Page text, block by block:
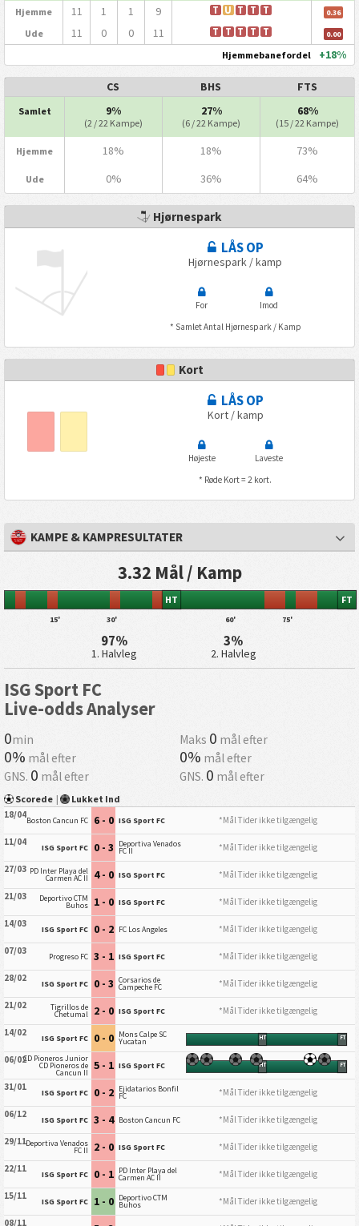
Hjemme 11 1 1 9 T U T T T 0.36
Ude 11 0 0 11 T T T T T 0.00
Hjemmebanefordel +18%
CS BHS FTS
Samlet 9%
(2 / 22 Kampe)
27%
(6 / 22 Kampe)
68%
(15 / 22 Kampe)
Hjemme 18% 18% 73%
Ude 0% 36% 64%
Hjørnespark
LÅS OP
Hjørnespark / kamp
For
Imod
* Samlet Antal Hjørnespark / Kamp
Kort
LÅS OP
Kort / kamp
Højeste
Laveste
* Røde Kort = 2 kort.
KAMPE & KAMPRESULTATER
3.32 Mål / Kamp
15' 30'
HT
60' 75'
FT
97%
1. Halvleg
3%
2. Halvleg
ISG Sport FC
Live-odds Analyser
0min Maks 0 mål efter
0% mål efter 0% mål efter
GNS. 0 mål efter GNS. 0 mål efter
Scorede | Lukket Ind
18/04Boston Cancun FC 6 - 0 ISG Sport FC
*Mål Tider ikke tilgængelig
11/04
ISG Sport FC 0 - 3 Deportiva Venados
FC II
*Mål Tider ikke tilgængelig
27/03 PD Inter Playa del
Carmen AC II 4 - 0 ISG Sport FC
*Mål Tider ikke tilgængelig
21/03
Deportivo CTM
Buhos 1 - 0 ISG Sport FC
*Mål Tider ikke tilgængelig
14/03
ISG Sport FC 0 - 2 FC Los Angeles
*Mål Tider ikke tilgængelig
07/03
Progreso FC 3 - 1 ISG Sport FC
*Mål Tider ikke tilgængelig
28/02
ISG Sport FC 0 - 3 Corsarios de
Campeche FC
*Mål Tider ikke tilgængelig
21/02
Tigrillos de
Chetumal 2 - 0 ISG Sport FC
*Mål Tider ikke tilgængelig
14/02
ISG Sport FC 0 - 0 Mons Calpe SC
Yucatan HT FT
06/02CD Pioneros Junior
CD Pioneros de
Cancun II 5 - 1 ISG Sport FC HT FT
31/01 ISG Sport FC 0 - 2 Ejidatarios Bonfil
FC
*Mål Tider ikke tilgængelig
06/12
ISG Sport FC 3 - 4 Boston Cancun FC
*Mål Tider ikke tilgængelig
29/11Deportiva Venados
FC II 2 - 0 ISG Sport FC
*Mål Tider ikke tilgængelig
22/11
ISG Sport FC 0 - 1 PD Inter Playa del
Carmen AC II
*Mål Tider ikke tilgængelig
15/11
ISG Sport FC 1 - 0 Deportivo CTM
Buhos
*Mål Tider ikke tilgængelig
08/11